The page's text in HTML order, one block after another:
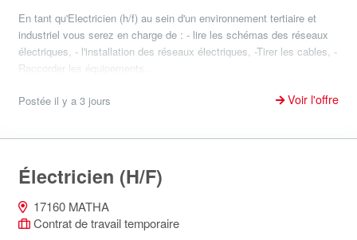
En tant qu'Electricien (h/f) au sein d'un environnement tertiaire et
industriel vous serez en charge de : - lire les schémas des réseaux
électriques, - l'installation des réseaux électriques, -Tirer les cables, -
Raccorder les équipements...
Postée il y a 3 jours Voir l'offre
Électricien (H/F)
17160 MATHA
Contrat de travail temporaire